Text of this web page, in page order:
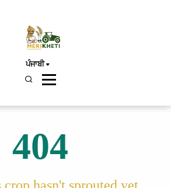
ਪੰਜਾਬੀ
404